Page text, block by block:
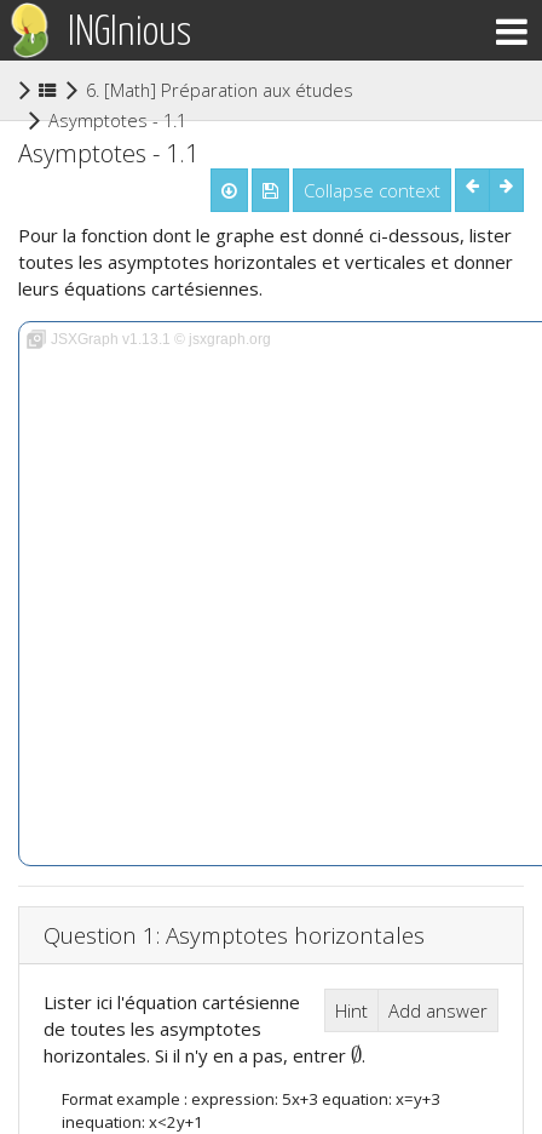
INGInious
6. [Math] Préparation aux études supérieures
Asymptotes - 1.1
(current)
Asymptotes - 1.1
Collapse context
Pour la fonction dont le graphe est donné ci-dessous, lister
toutes les asymptotes horizontales et verticales et donner
leurs équations cartésiennes.
JSXGraph v1.13.1 © jsxgraph.org
Question 1: Asymptotes horizontales
Hint Add answer
Lister ici l'équation cartésienne
de toutes les asymptotes
horizontales. Si il n'y en a pas, entrer ∅
∅.
Format example : expression: 5x+3 equation: x=y+3
inequation: x<2y+1